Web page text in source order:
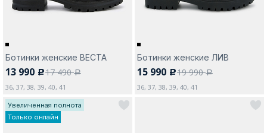
Ботинки женские ВЕСТА
13 990 c17 490a
36, 37, 38, 39, 40, 41
Ботинки женские ЛИВ
15 990 c19 990a
36, 37, 38, 39, 40, 41
Увеличенная полнота
Только онлайн